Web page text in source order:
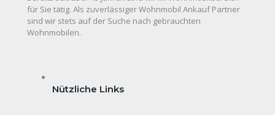
für Sie tätig. Als zuverlässiger Wohnmobil Ankauf Partner
sind wir stets auf der Suche nach gebrauchten
Wohnmobilen.
Nützliche Links